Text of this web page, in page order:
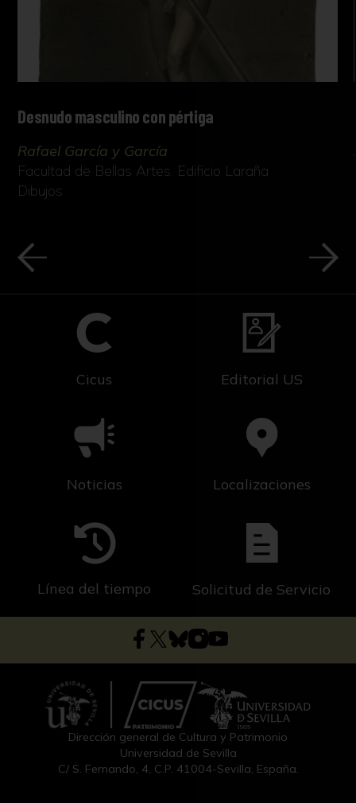
Desnudo masculino con pértiga
Rafael García y García
Facultad de Bellas Artes. Edificio Laraña
Dibujos
Cicus Editorial US
Noticias Localizaciones
Línea del tiempo Solicitud de Servicio
Dirección general de Cultura y Patrimonio
Universidad de Sevilla
C/ S. Fernando, 4, C.P. 41004-Sevilla, España.